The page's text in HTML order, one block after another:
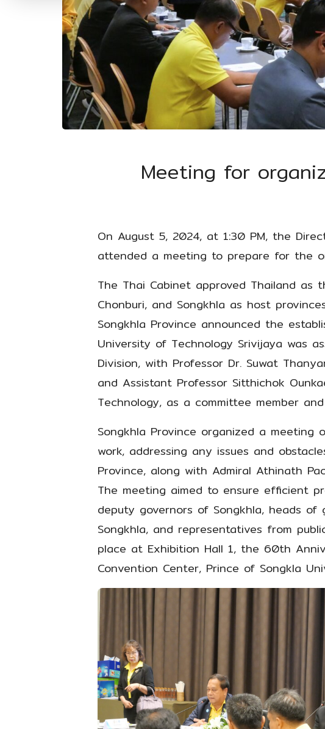
Meeting for
On August 5, 2024, at 1:30 PM, the
attended a meeting to prepare for the
The Thai Cabinet approved Thailand as
Chonburi, and Songkhla as host
Songkhla Province announced the
University of Technology Srivijaya was
Division, with Professor Dr. Suwat
and Assistant Professor Sitthichok
Technology, as a committee member
Songkhla Province organized a
work, addressing any issues and
Province, along with Admiral Athinath
The meeting aimed to ensure efficient
deputy governors of Songkhla, heads
Songkhla, and representatives from
place at Exhibition Hall 1, the 60th
Convention Center, Prince of Songkla